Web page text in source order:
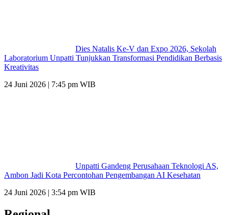
Dies Natalis Ke-V dan Expo 2026, Sekolah
Laboratorium Unpatti Tunjukkan Transformasi Pendidikan Berbasis
Kreativitas
24 Juni 2026 | 7:45 pm WIB
Unpatti Gandeng Perusahaan Teknologi AS,
Ambon Jadi Kota Percontohan Pengembangan AI Kesehatan
24 Juni 2026 | 3:54 pm WIB